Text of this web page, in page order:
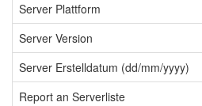
Server Plattform
Server Version
Server Erstelldatum (dd/mm/yyyy)
Report an Serverliste